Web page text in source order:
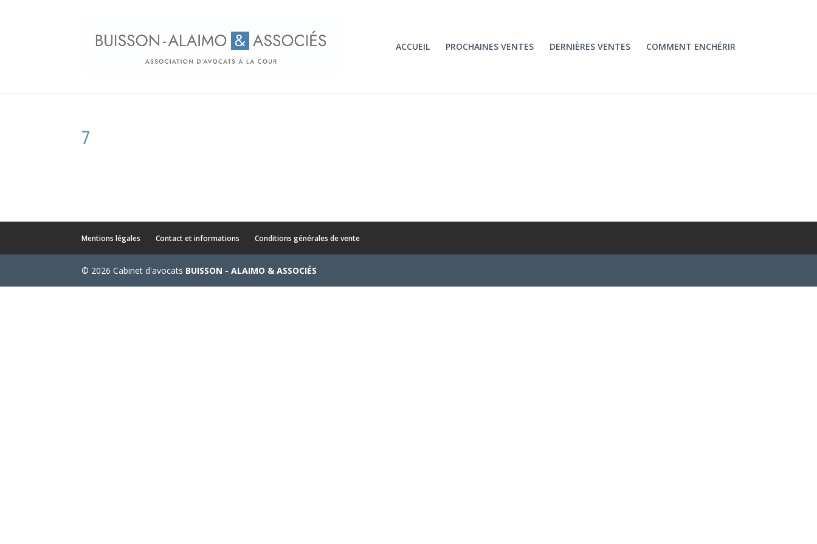
ACCUEIL PROCHAINES VENTES DERNIÈRES VENTES COMMENT ENCHÉRIR
7
Mentions légales Contact et informations Conditions générales de vente
© 2026 Cabinet d'avocats BUISSON - ALAIMO & ASSOCIÉS